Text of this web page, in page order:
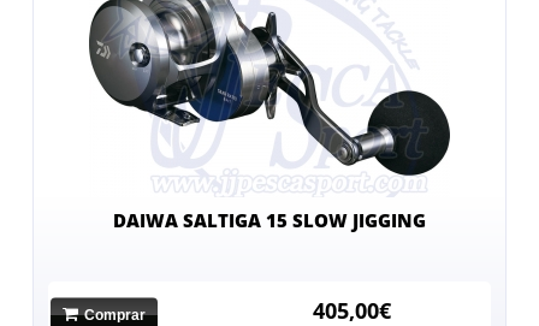
DAIWA SALTIGA 15 SLOW JIGGING
Comprar 405,00€